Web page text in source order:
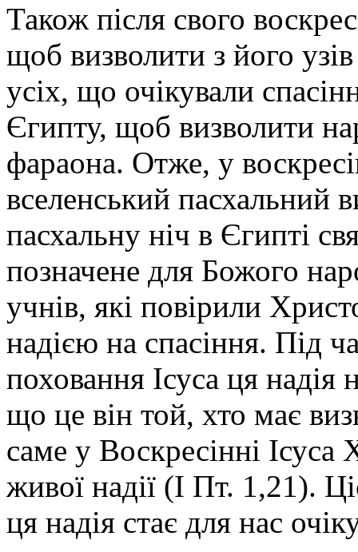
Також після свого
щоб визволити з його
усіх, що очікували
Єгипту, щоб визволити
фараона. Отже, у
вселенський пасхальний
пасхальну ніч в Єгипті
позначене для Божого
учнів, які повірили
надією на спасіння. Під
поховання Ісуса ця надія
що це він той, хто має
саме у Воскресінні Ісуса
живої надії (І Пт. 1,21).
ця надія стає для нас